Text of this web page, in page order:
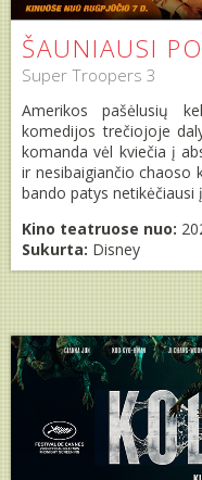
ŠAUNIAUSI
Super Troopers 3
Amerikos pašėlusių
komedijos trečiojoje
komanda vėl kviečia į
ir nesibaigiančio chaoso
bando patys
Kino teatruose nuo:
Sukurta: Disney